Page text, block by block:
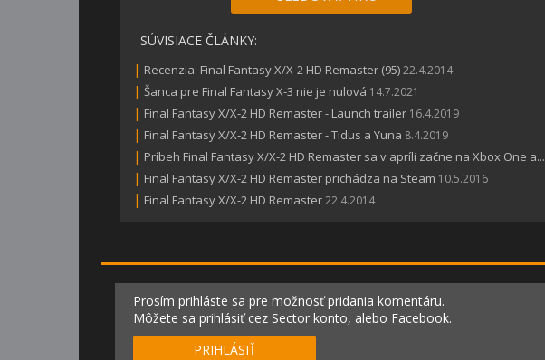
SÚVISIACE ČLÁNKY:
| Recenzia: Final Fantasy X/X-2 HD Remaster (95)22.4.2014
| Šanca pre Final Fantasy X-3 nie je nulová 14.7.2021
| Final Fantasy X/X-2 HD Remaster - Launch trailer 16.4.2019
| Final Fantasy X/X-2 HD Remaster - Tidus a Yuna 8.4.2019
| Príbeh Final Fantasy X/X-2 HD Remaster sa v apríli začne na Xbox One a...
| Final Fantasy X/X-2 HD Remaster prichádza na Steam 10.5.2016
| Final Fantasy X/X-2 HD Remaster22.4.2014
Prosím prihláste sa pre možnosť pridania komentáru.
Môžete sa prihlásiť cez Sector konto, alebo Facebook.
PRIHLÁSIŤ